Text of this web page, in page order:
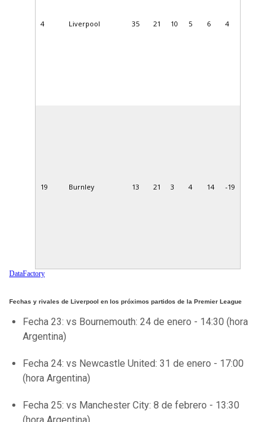
4 Liverpool 35 21 10 5 6 4
19 Burnley 13 21 3 4 14 -19
DataFactory
Fechas y rivales de Liverpool en los próximos partidos de la Premier League
Fecha 23: vs Bournemouth: 24 de enero - 14:30 (hora
Argentina)
Fecha 24: vs Newcastle United: 31 de enero - 17:00
(hora Argentina)
Fecha 25: vs Manchester City: 8 de febrero - 13:30